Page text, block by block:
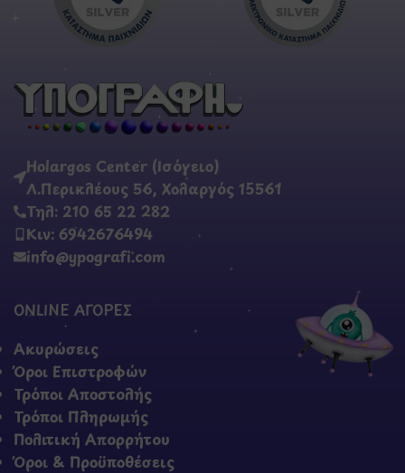
Holargos Center (Ισόγειο)
Λ.Περικλέους 56, Χολαργός 15561
Τηλ: 210 65 22 282
Κιν: 6942676494
info@ypografi.com
ONLINE ΑΓΟΡΕΣ
Ακυρώσεις
Όροι Επιστροφών
Τρόποι Αποστολής
Τρόποι Πληρωμής
Πολιτική Απορρήτου
Όροι & Προϋποθέσεις